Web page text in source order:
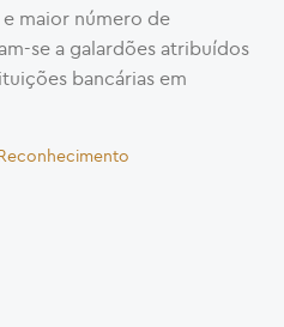
maior número de
se a galardões atribuídos
bancárias em